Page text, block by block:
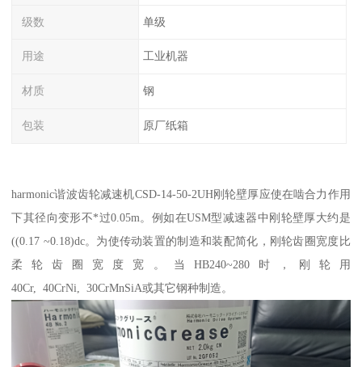
级数 单级
用途 工业机器
材质 钢
包装 原厂纸箱
harmonic谐波齿轮减速机CSD-14-50-2UH刚轮壁厚应使在啮合力作用
下其径向变形不*过0.05m。例如在USM型减速器中刚轮壁厚大约是
((0.17 ~0.18)dc。为使传动装置的制造和装配简化，刚轮齿圈宽度比
柔轮齿圈宽度宽。当HB240~280时，刚轮用
40Cr, 40CrNi, 30CrMnSiA或其它钢种制造。